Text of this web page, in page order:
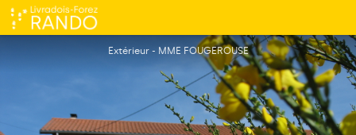
Extérieur - MME FOUGEROUSE